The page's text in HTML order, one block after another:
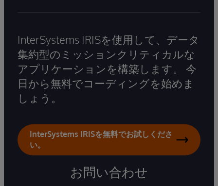
InterSystems IRISを使用して、データ
集約型のミッションクリティカルな
アプリケーションを構築します。 今
日から無料でコーディングを始めま
しょう。
InterSystems IRISを無料でお試しくださ
い。
お問い合わせ